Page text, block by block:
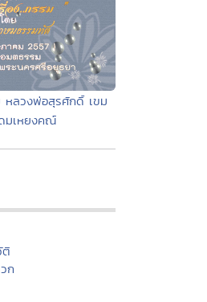
หลวงพ่อสุรศักดิ์ เขม
มเหยงคณ์
ติ
ก